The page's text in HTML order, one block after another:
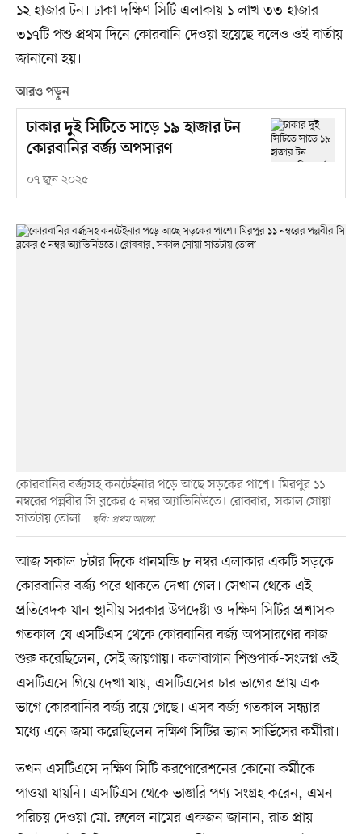
১২ হাজার টন। ঢাকা দক্ষিণ সিটি এলাকায় ১ লাখ ৩৩ হাজার
৩১৭টি পশু প্রথম দিনে কোরবানি দেওয়া হয়েছে বলেও ওই বার্তায়
জানানো হয়।
আরও পড়ুন
ঢাকার দুই সিটিতে সাড়ে ১৯ হাজার টন
কোরবানির বর্জ্য অপসারণ
০৭ জুন ২০২৫
কোরবানির বর্জ্যসহ কনটেইনার পড়ে আছে সড়কের পাশে। মিরপুর ১১
নম্বরের পল্লবীর সি ব্লকের ৫ নম্বর অ্যাভিনিউতে। রোববার, সকাল সোয়া
সাতটায় তোলা
ছবি: প্রথম আলো
আজ সকাল ৮টার দিকে ধানমন্ডি ৮ নম্বর এলাকার একটি সড়কে
কোরবানির বর্জ্য পরে থাকতে দেখা গেল। সেখান থেকে এই
প্রতিবেদক যান স্থানীয় সরকার উপদেষ্টা ও দক্ষিণ সিটির প্রশাসক
গতকাল যে এসটিএস থেকে কোরবানির বর্জ্য অপসারণের কাজ
শুরু করেছিলেন, সেই জায়গায়। কলাবাগান শিশুপার্ক–সংলগ্ন ওই
এসটিএসে গিয়ে দেখা যায়, এসটিএসের চার ভাগের প্রায় এক
ভাগে কোরবানির বর্জ্য রয়ে গেছে। এসব বর্জ্য গতকাল সন্ধ্যার
মধ্যে এনে জমা করেছিলেন দক্ষিণ সিটির ভ্যান সার্ভিসের কর্মীরা।
তখন এসটিএসে দক্ষিণ সিটি করপোরেশনের কোনো কর্মীকে
পাওয়া যায়নি। এসটিএস থেকে ভাঙারি পণ্য সংগ্রহ করেন, এমন
পরিচয় দেওয়া মো. রুবেল নামের একজন জানান, রাত প্রায়